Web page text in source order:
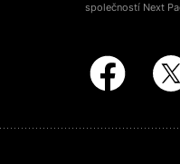
společností Next